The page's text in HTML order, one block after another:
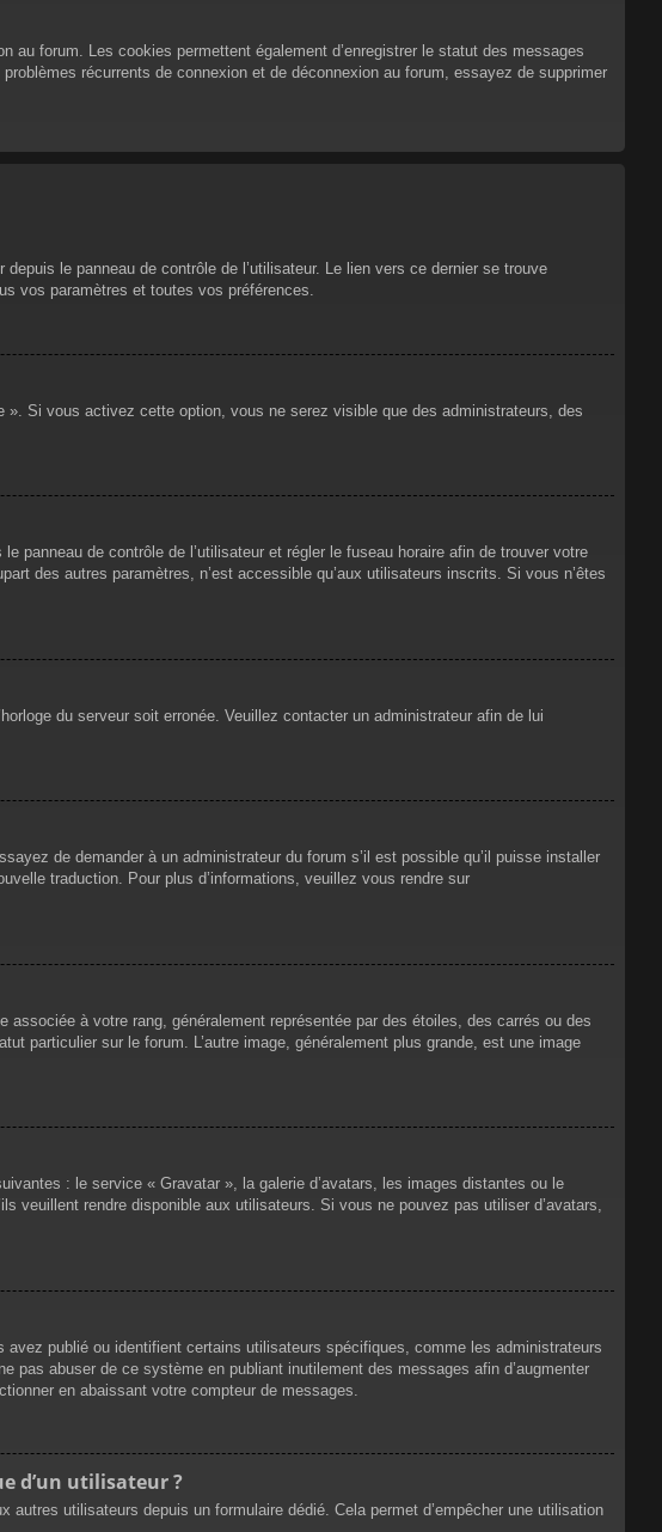
forum. Les cookies permettent également d’enregistrer le statut des messages
récurrents de connexion et de déconnexion au forum, essayez de supprimer
le panneau de contrôle de l’utilisateur. Le lien vers ce dernier se trouve
vos paramètres et toutes vos préférences.
». Si vous activez cette option, vous ne serez visible que des administrateurs, des
panneau de contrôle de l’utilisateur et régler le fuseau horaire afin de trouver votre
des autres paramètres, n’est accessible qu’aux utilisateurs inscrits. Si vous n’êtes
du serveur soit erronée. Veuillez contacter un administrateur afin de lui
de demander à un administrateur du forum s’il est possible qu’il puisse installer
traduction. Pour plus d’informations, veuillez vous rendre sur
à votre rang, généralement représentée par des étoiles, des carrés ou des
particulier sur le forum. L’autre image, généralement plus grande, est une image
: le service « Gravatar », la galerie d’avatars, les images distantes ou le
veuillent rendre disponible aux utilisateurs. Si vous ne pouvez pas utiliser d’avatars,
publié ou identifient certains utilisateurs spécifiques, comme les administrateurs
abuser de ce système en publiant inutilement des messages afin d’augmenter
en abaissant votre compteur de messages.
d’un utilisateur ?
utilisateurs depuis un formulaire dédié. Cela permet d’empêcher une utilisation